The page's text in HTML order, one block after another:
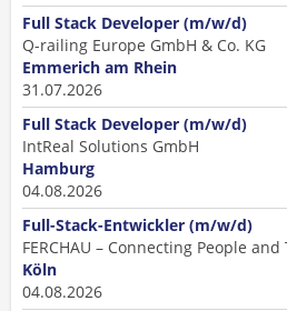
Full Stack Developer (m/w/d)
Q-railing Europe GmbH & Co. KG
Emmerich am Rhein
31.07.2026
Full Stack Developer (m/w/d)
IntReal Solutions GmbH
Hamburg
04.08.2026
Full-Stack-Entwickler (m/w/d)
FERCHAU – Connecting People
Köln
04.08.2026